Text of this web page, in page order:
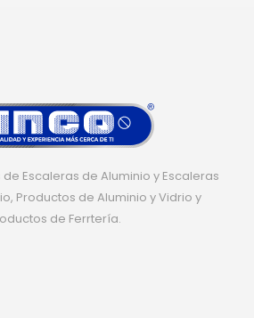
Escaleras de Aluminio y Escaleras
Productos de Aluminio y Vidrio y
de Ferrtería.